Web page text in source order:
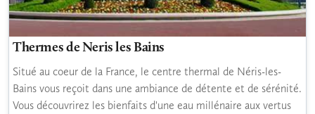
Thermes de Neris les Bains
Situé au coeur de la France, le centre thermal de Néris-les-
Bains vous reçoit dans une ambiance de détente et de sérénité.
Vous découvrirez les bienfaits d'une eau millénaire aux vertus